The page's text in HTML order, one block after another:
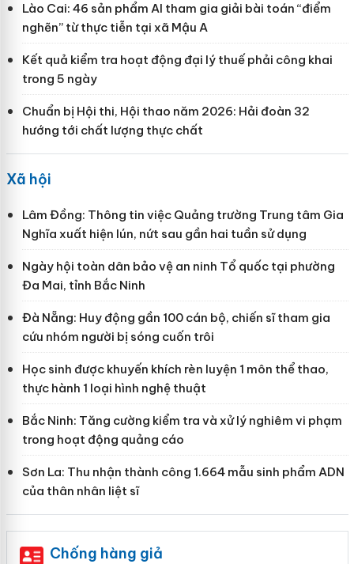
Lào Cai: 46 sản phẩm AI tham gia giải bài toán “điểm
nghẽn” từ thực tiễn tại xã Mậu A
Kết quả kiểm tra hoạt động đại lý thuế phải công khai
trong 5 ngày
Chuẩn bị Hội thi, Hội thao năm 2026: Hải đoàn 32
hướng tới chất lượng thực chất
Xã hội
Lâm Đồng: Thông tin việc Quảng trường Trung tâm Gia
Nghĩa xuất hiện lún, nứt sau gần hai tuần sử dụng
Ngày hội toàn dân bảo vệ an ninh Tổ quốc tại phường
Đa Mai, tỉnh Bắc Ninh
Đà Nẵng: Huy động gần 100 cán bộ, chiến sĩ tham gia
cứu nhóm người bị sóng cuốn trôi
Học sinh được khuyến khích rèn luyện 1 môn thể thao,
thực hành 1 loại hình nghệ thuật
Bắc Ninh: Tăng cường kiểm tra và xử lý nghiêm vi phạm
trong hoạt động quảng cáo
Sơn La: Thu nhận thành công 1.664 mẫu sinh phẩm ADN
của thân nhân liệt sĩ
Chống hàng giả